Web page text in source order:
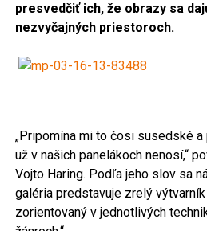
presvedčiť ich, že obrazy sa
nezvyčajných priestoroch.
„Pripomína mi to čosi susedské
už v našich panelákoch nenosí,“
Vojto Haring. Podľa jeho slov sa
galéria predstavuje zrelý
zorientovaný v jednotlivých